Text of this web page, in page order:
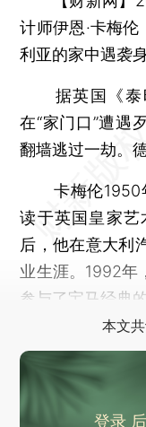
计师伊恩·卡梅
利亚的家中遇袭
据英国《泰
在“家门口”遭遇
翻墙逃过一劫。
卡梅伦1950
读于英国皇家
后，他在意大利
业生涯。1992年
参与了宝马经典
本文
登录后